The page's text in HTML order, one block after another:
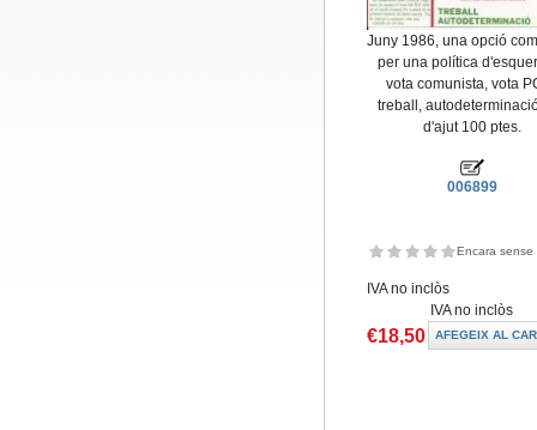
Juny 1986, una opció
per una política
vota comunista, vota
treball,
d'ajut 100 ptes.
006899
Encara sense
IVA no inclòs
IVA no inclòs
€18,50